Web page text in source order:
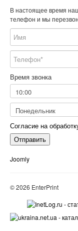
В настоящее время
телефон и мы
Время звонка
Согласие на
Отправить
Joomly
© 2026 EnterPrint